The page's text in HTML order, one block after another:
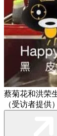
蔡菊花和洪荣
（受访者提供）